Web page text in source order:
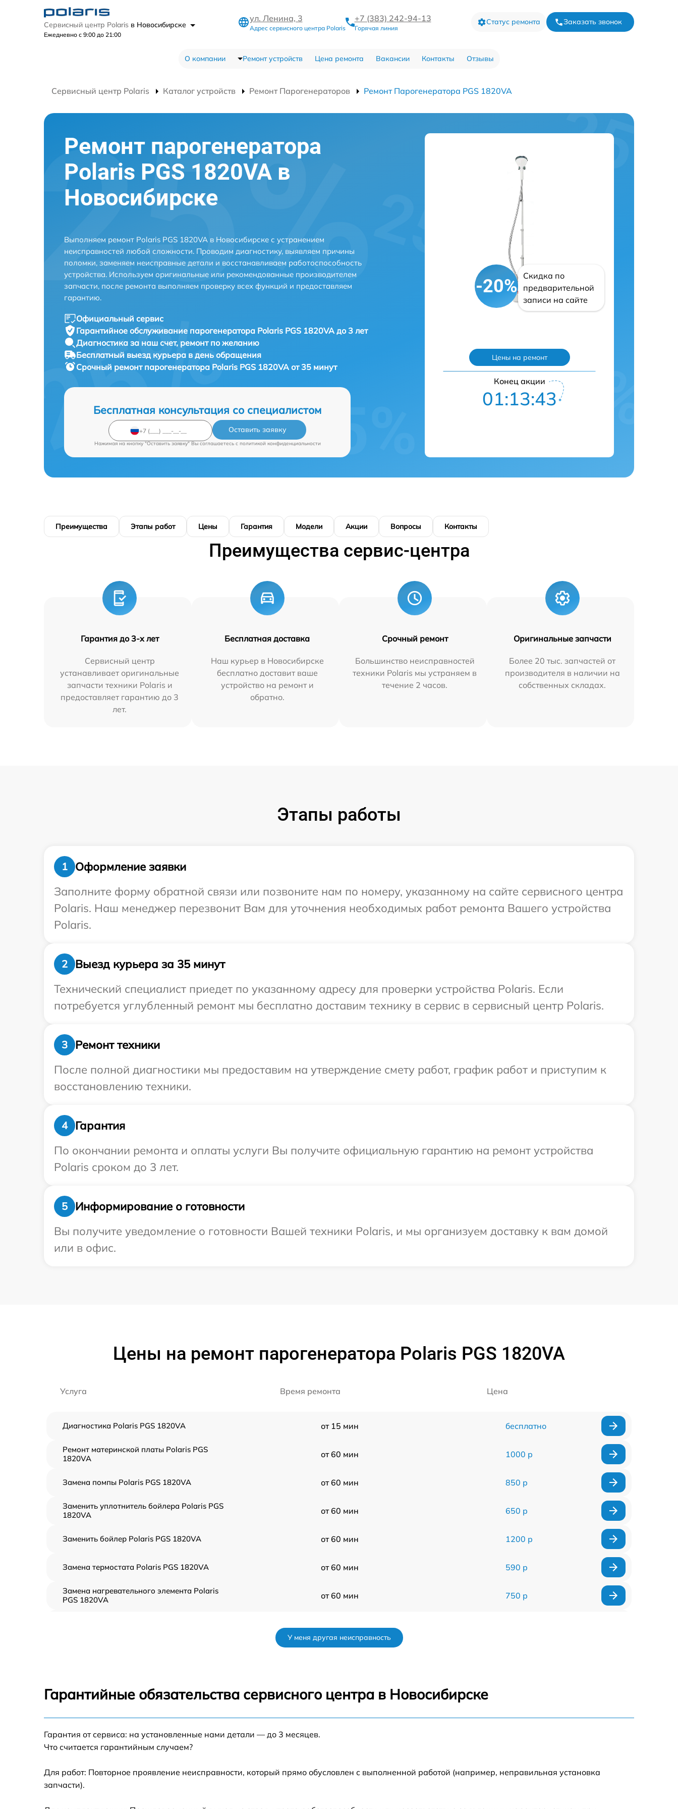
Сервисный центр Polaris в Новосибирске
Ежедневно с 9:00 до 21:00
ул. Ленина, 3
Адрес сервисного центра Polaris
+7 (383) 242-94-13
Горячая линия
Статус ремонта Заказать звонок
О компании Ремонт устройств Цена ремонта Вакансии Контакты Отзывы
Сервисный центр Polaris Каталог устройств Ремонт Парогенераторов Ремонт Парогенератора PGS 1820VA
Ремонт парогенератора
Polaris PGS 1820VA в
Новосибирске
Выполняем ремонт Polaris PGS 1820VA в Новосибирске с устранением
неисправностей любой сложности. Проводим диагностику, выявляем причины
поломки, заменяем неисправные детали и восстанавливаем работоспособность
устройства. Используем оригинальные или рекомендованные производителем
запчасти, после ремонта выполняем проверку всех функций и предоставляем
гарантию.
Официальный сервис
Гарантийное обслуживание парогенератора Polaris PGS 1820VA до 3 лет
Диагностика за наш счет, ремонт по желанию
Бесплатный выезд курьера в день обращения
Срочный ремонт парогенератора Polaris PGS 1820VA от 35 минут
Бесплатная консультация со специалистом
Оставить заявку
Нажимая на кнопку "Оставить заявку" Вы соглашаетесь c политикой конфиденциальности
-20%
Скидка по
предварительной
записи на сайте
Цены на ремонт
Конец акции
01:13:42
Преимущества Этапы работ Цены Гарантия Модели Акции Вопросы Контакты
Преимущества сервис-центра
Гарантия до 3-х лет
Сервисный центр
устанавливает оригинальные
запчасти техники Polaris и
предоставляет гарантию до 3
лет.
Бесплатная доставка
Наш курьер в Новосибирске
бесплатно доставит ваше
устройство на ремонт и
обратно.
Срочный ремонт
Большинство неисправностей
техники Polaris мы устраняем в
течение 2 часов.
Оригинальные запчасти
Более 20 тыс. запчастей от
производителя в наличии на
собственных складах.
Этапы работы
1
Оформление заявки
Заполните форму обратной связи или позвоните нам по номеру, указанному на сайте сервисного центра
Polaris. Наш менеджер перезвонит Вам для уточнения необходимых работ ремонта Вашего устройства
Polaris.
2
Выезд курьера за 35 минут
Технический специалист приедет по указанному адресу для проверки устройства Polaris. Если
потребуется углубленный ремонт мы бесплатно доставим технику в сервис в сервисный центр Polaris.
3
Ремонт техники
После полной диагностики мы предоставим на утверждение смету работ, график работ и приступим к
восстановлению техники.
4
Гарантия
По окончании ремонта и оплаты услуги Вы получите официальную гарантию на ремонт устройства
Polaris сроком до 3 лет.
5
Информирование о готовности
Вы получите уведомление о готовности Вашей техники Polaris, и мы организуем доставку к вам домой
или в офис.
Цены на ремонт парогенератора Polaris PGS 1820VA
Услуга Время ремонта Цена
Диагностика Polaris PGS 1820VA от 15 мин бесплатно
Ремонт материнской платы Polaris PGS
1820VA
от 60 мин 1000 р
Замена помпы Polaris PGS 1820VA от 60 мин 850 р
Заменить уплотнитель бойлера Polaris PGS
1820VA
от 60 мин 650 р
Заменить бойлер Polaris PGS 1820VA от 60 мин 1200 р
Замена термостата Polaris PGS 1820VA от 60 мин 590 р
Замена нагревательного элемента Polaris
PGS 1820VA
от 60 мин 750 р
Корпусный ремонт (замена резинок,
креплений, кнопок) Polaris PGS 1820VA
У меня другая неисправность
Гарантийные обязательства сервисного центра в Новосибирске
Гарантия от сервиса: на установленные нами детали — до 3 месяцев.
Что считается гарантийным случаем?
Для работ: Повторное проявление неисправности, который прямо обусловлен с выполненной работой (например, неправильная установка
запчасти).